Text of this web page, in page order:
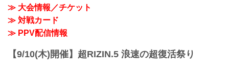
≫ 大会情報／チケット
≫ 対戦カード
≫ PPV配信情報
【9/10(木)開催】超RIZIN.5 浪速の超復活祭り